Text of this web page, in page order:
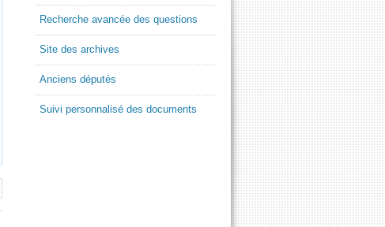
Recherche avancée des questions
Site des archives
Anciens députés
Suivi personnalisé des documents